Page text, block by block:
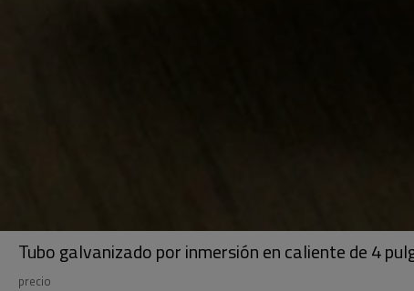
Tubo galvanizado por inmersión en caliente de 4
precio